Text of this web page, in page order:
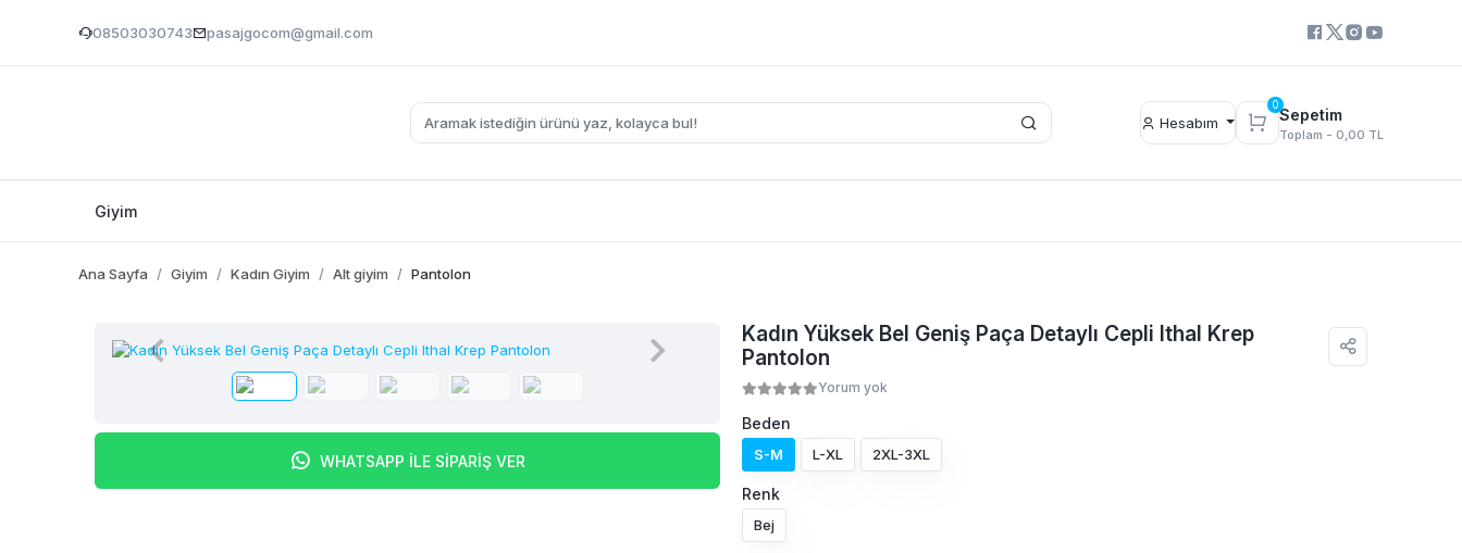
08503030743 pasajgocom@gmail.com
Hesabım
0
Sepetim
Toplam - 0,00 TL
Giyim
Ana Sayfa Giyim Kadın Giyim Alt giyim Pantolon
WHATSAPP İLE SİPARİŞ VER
Kadın Yüksek Bel Geniş Paça Detaylı Cepli Ithal Krep
Pantolon
Yorum yok
Beden
S-M L-XL 2XL-3XL
Renk
Bej